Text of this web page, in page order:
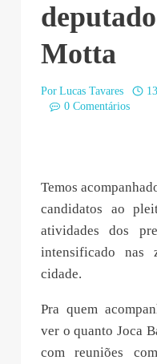
Motta
Por Lucas Tavares
0 Comentários
Temos
candidatos ao
atividades dos
intensificado nas
cidade.
Pra quem
ver o quanto Joca
com reuniões